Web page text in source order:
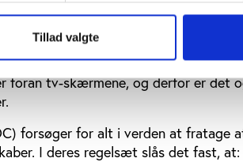
Tillad valgte
for alvor løftet op til at blive
i herrefodbold. Ved disse såkaldte
foran tv-skærmene, og derfor er det
forsøger for alt i verden at fratage
I deres regelsæt slås det fast, at: